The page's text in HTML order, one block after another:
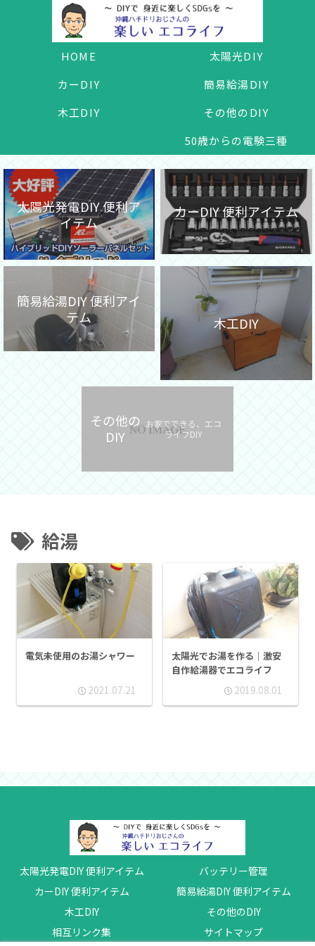
HOME
太陽光DIY
カーDIY
簡易給湯DIY
木工DIY
その他のDIY
50歳からの電験三種
太陽光発電DIY 便利ア
イテム
カーDIY 便利アイテム
簡易給湯DIY 便利アイ
テム
木工DIY
その他の
DIY
お家でできる、エコ
ライフDIY
給湯
電気未使用のお湯シャワー
2021.07.21
太陽光でお湯を作る｜激安
自作給湯器でエコライフ
2019.08.01
太陽光発電DIY 便利アイテム
バッテリー管理
カーDIY 便利アイテム
簡易給湯DIY 便利アイテム
木工DIY
その他のDIY
相互リンク集
サイトマップ